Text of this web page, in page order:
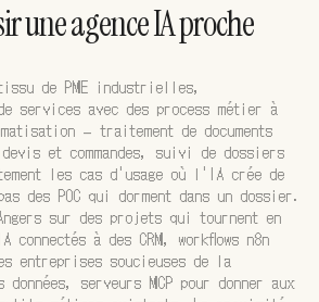
une agence IA proche
de PME industrielles,
services avec des process métier à
— traitement de documents
et commandes, suivi de dossiers
les cas d'usage où l'IA crée de
des POC qui dorment dans un dossier.
sur des projets qui tournent en
à des CRM, workflows n8n
entreprises soucieuses de la
serveurs MCP pour donner aux